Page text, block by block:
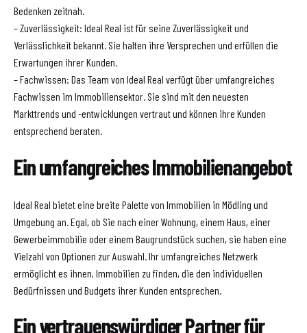
Bedenken zeitnah.
– Zuverlässigkeit: Ideal Real ist für seine Zuverlässigkeit und
Verlässlichkeit bekannt. Sie halten ihre Versprechen und erfüllen die
Erwartungen ihrer Kunden.
– Fachwissen: Das Team von Ideal Real verfügt über umfangreiches
Fachwissen im Immobiliensektor. Sie sind mit den neuesten
Markttrends und -entwicklungen vertraut und können ihre Kunden
entsprechend beraten.
Ein umfangreiches Immobilienangebot
Ideal Real bietet eine breite Palette von Immobilien in Mödling und
Umgebung an. Egal, ob Sie nach einer Wohnung, einem Haus, einer
Gewerbeimmobilie oder einem Baugrundstück suchen, sie haben eine
Vielzahl von Optionen zur Auswahl. Ihr umfangreiches Netzwerk
ermöglicht es ihnen, Immobilien zu finden, die den individuellen
Bedürfnissen und Budgets ihrer Kunden entsprechen.
Ein vertrauenswürdiger Partner für